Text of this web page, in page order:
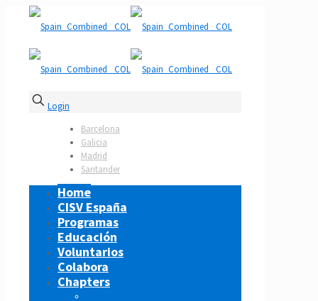
Login
Barcelona
Galicia
Madrid
Santander
Home
CISV España
Programas
Educación
Voluntarios
Colabora
Chapters